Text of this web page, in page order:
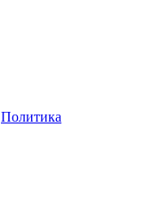
Политика